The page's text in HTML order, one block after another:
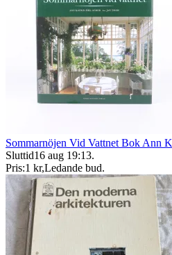
Sommarnöjen Vid Vattnet Bok Ann
Sluttid16 aug 19:13.
Pris:1 kr,Ledande bud.